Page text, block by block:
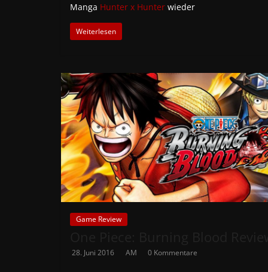
Manga Hunter x Hunter wieder
Weiterlesen
Game Review
28. Juni 2016 AM 0 Kommentare